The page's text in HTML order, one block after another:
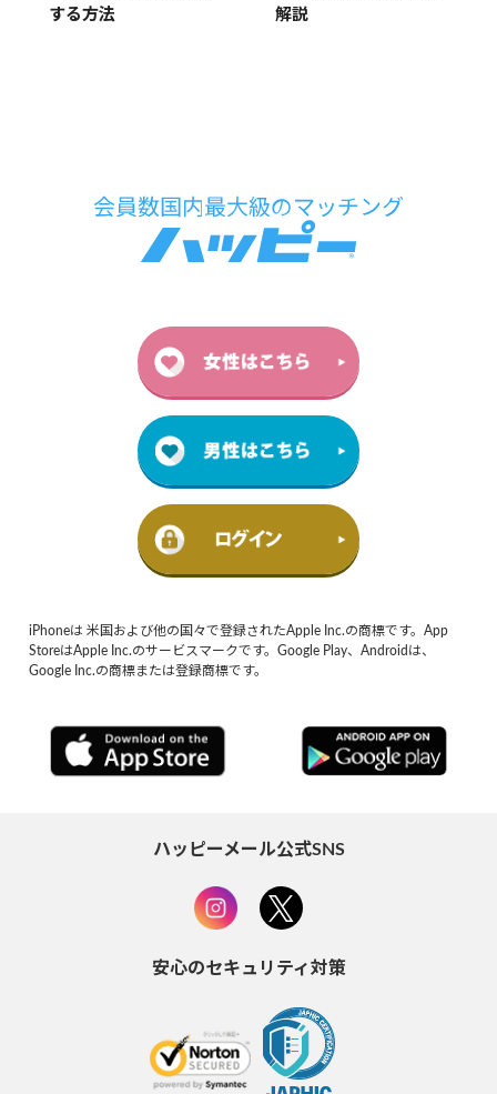
する方法
解説
iPhoneは 米国および他の国々で登録されたApple Inc.の商標です。App
StoreはApple Inc.のサービスマークです。Google Play、Androidは、
Google Inc.の商標または登録商標です。
ハッピーメール公式SNS
安心のセキュリティ対策